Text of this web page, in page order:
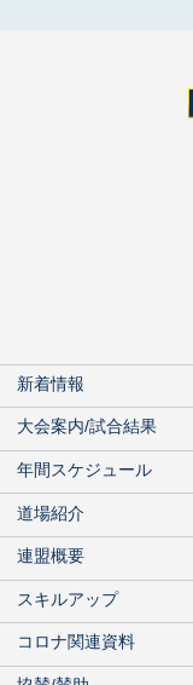
新着情報
大会案内/試合結果
年間スケジュール
道場紹介
連盟概要
スキルアップ
コロナ関連資料